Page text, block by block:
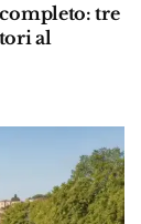
tre
al